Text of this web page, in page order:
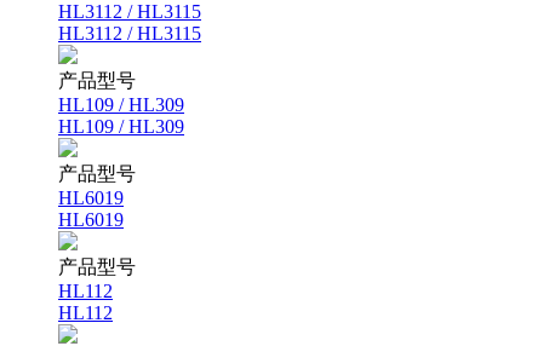
HL3112 / HL3115
HL3112 / HL3115
产品型号
HL109 / HL309
HL109 / HL309
产品型号
HL6019
HL6019
产品型号
HL112
HL112